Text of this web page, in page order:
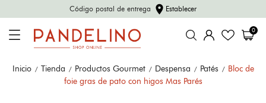
Código postal de entrega location_on Establecer
0
Inicio Tienda Productos Gourmet Despensa Patés
Bloc de
foie gras de pato con higos Mas Parés